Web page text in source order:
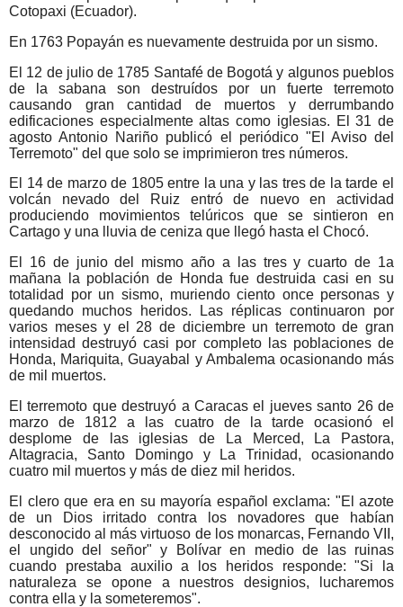
Cotopaxi (Ecuador).
En 1763 Popayán es nuevamente destruida por un sismo.
El 12 de julio de 1785 Santafé de Bogotá y algunos pueblos
de la sabana son destruídos por un fuerte terremoto
causando gran cantidad de muertos y derrumbando
edificaciones especialmente altas como iglesias. El 31 de
agosto Antonio Nariño publicó el periódico "El Aviso del
Terremoto" del que solo se imprimieron tres números.
El 14 de marzo de 1805 entre la una y las tres de la tarde el
volcán nevado del Ruiz entró de nuevo en actividad
produciendo movimientos telúricos que se sintieron en
Cartago y una lluvia de ceniza que llegó hasta el Chocó.
El 16 de junio del mismo año a las tres y cuarto de 1a
mañana la población de Honda fue destruida casi en su
totalidad por un sismo, muriendo ciento once personas y
quedando muchos heridos. Las réplicas continuaron por
varios meses y el 28 de diciembre un terremoto de gran
intensidad destruyó casi por completo las poblaciones de
Honda, Mariquita, Guayabal y Ambalema ocasionando más
de mil muertos.
El terremoto que destruyó a Caracas el jueves santo 26 de
marzo de 1812 a las cuatro de la tarde ocasionó el
desplome de las iglesias de La Merced, La Pastora,
Altagracia, Santo Domingo y La Trinidad, ocasionando
cuatro mil muertos y más de diez mil heridos.
El clero que era en su mayoría español exclama: "El azote
de un Dios irritado contra los novadores que habían
desconocido al más virtuoso de los monarcas, Fernando VII,
el ungido del señor" y Bolívar en medio de las ruinas
cuando prestaba auxilio a los heridos responde: "Si la
naturaleza se opone a nuestros designios, lucharemos
contra ella y la someteremos".